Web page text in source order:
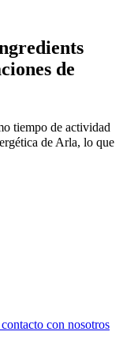
de
tiempo de actividad
de Arla, lo que
con nosotros